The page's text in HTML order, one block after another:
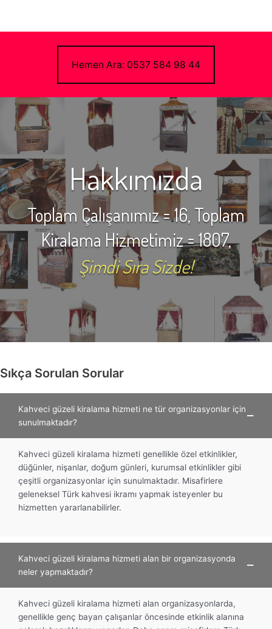
Hemen Ara: 0537 584 98 44
Hakkımızda
Toplam Çalışanımız = 16, Toplam
Kiralama Hizmetimiz = 1807,
Şimdi Sıra Sizde!
Sıkça Sorulan Sorular
Kahveci güzeli kiralama hizmeti ne tür organizasyonlar için
sunulmaktadır?
Kahveci güzeli kiralama hizmeti genellikle özel etkinlikler,
düğünler, nişanlar, doğum günleri, kurumsal etkinlikler gibi
çeşitli organizasyonlar için sunulmaktadır. Misafirlere
geleneksel Türk kahvesi ikramı yapmak isteyenler bu
hizmetten yararlanabilirler.
Kahveci güzeli kiralama hizmeti alan bir organizasyonda
neler yapmaktadır?
Kahveci güzeli kiralama hizmeti alan organizasyonlarda,
genellikle genç bayan çalışanlar öncesinde etkinlik alanına